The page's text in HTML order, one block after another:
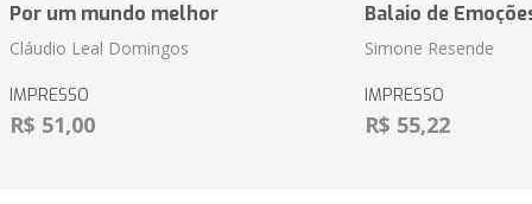
Por um mundo melhor
Cláudio Leal Domingos
IMPRESSO
R$ 51,00
Balaio de
Simone Resende
IMPRESSO
R$ 55,22